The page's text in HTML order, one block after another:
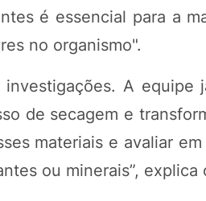
é essencial para a
no organismo".
A equipe
de secagem e
materiais e avaliar
ou minerais”, explica